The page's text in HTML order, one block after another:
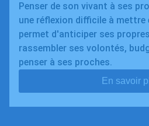
Penser de son vivant à ses
une réflexion difficile à mettre
permet d'anticiper ses
rassembler ses volontés,
penser à ses proches.
En savoir